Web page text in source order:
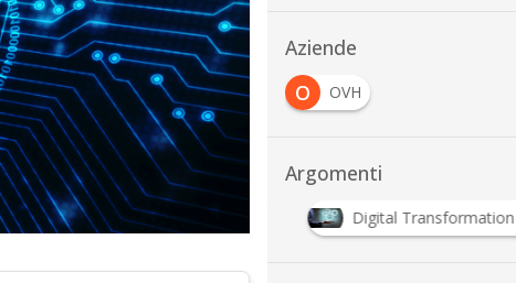
Aziende
O
OVH
Argomenti
C
Digital